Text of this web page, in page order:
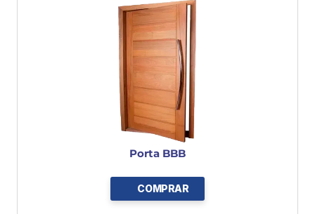
Porta BBB
COMPRAR